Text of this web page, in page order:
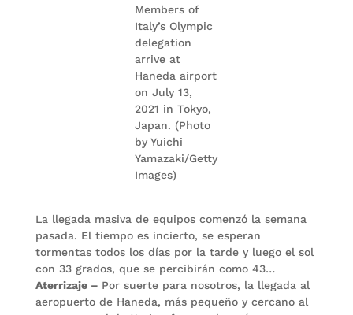
Members of
Italy’s Olympic
delegation
arrive at
Haneda airport
on July 13,
2021 in Tokyo,
Japan. (Photo
by Yuichi
Yamazaki/Getty
Images)
La llegada masiva de equipos comenzó la semana
pasada. El tiempo es incierto, se esperan
tormentas todos los días por la tarde y luego el sol
con 33 grados, que se percibirán como 43…
Aterrizaje – Por suerte para nosotros, la llegada al
aeropuerto de Haneda, más pequeño y cercano al